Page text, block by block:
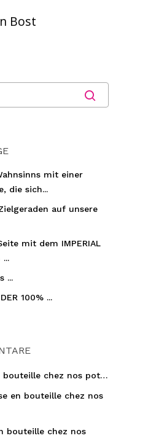
Bost
mit einer
die sich...
auf unsere
mit dem IMPERIAL
...
100% ...
bouteille chez nos pot…
en bouteille chez nos
bouteille chez nos